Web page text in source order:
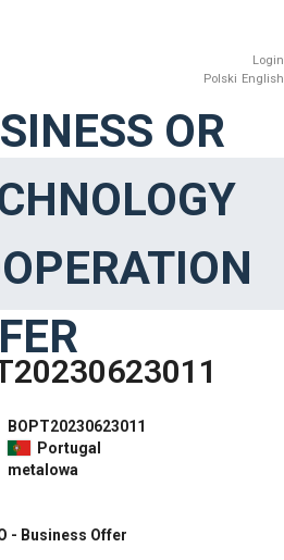
Login
Polski English
OR
BOPT20230623011
Portugal
metalowa
- Business Offer